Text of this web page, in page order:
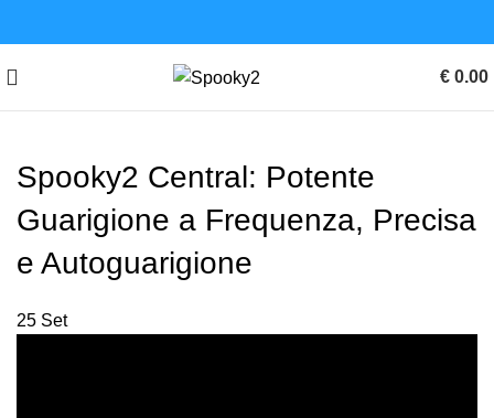
€ 0.00
Spooky2 Central: Potente
Guarigione a Frequenza, Precisa
e Autoguarigione
25 Set